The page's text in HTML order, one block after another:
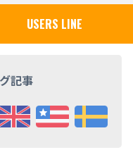
USERS LINE
記事